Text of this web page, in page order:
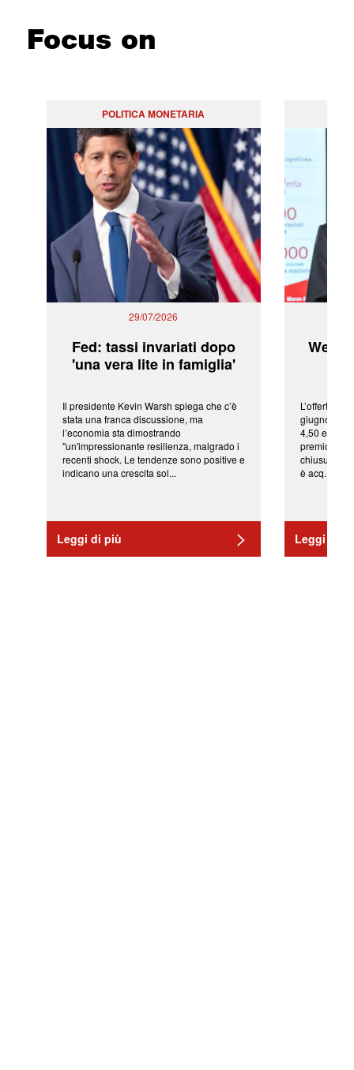
Focus on
POLITICA MONETARIA
29/07/2026
Fed: tassi invariati dopo
'una vera lite in famiglia'
Il presidente Kevin Warsh spiega che c’è
stata una franca discussione, ma
l’economia sta dimostrando
"un'impressionante resilienza, malgrado i
recenti shock. Le tendenze sono positive e
indicano una crescita sol...
Leggi di più
L’offerta
giugno da
4,50 euro
premio di
chiusura
è acq...
Leggi di